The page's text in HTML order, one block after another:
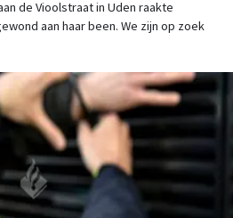
de Vioolstraat in Uden raakte
aan haar been. We zijn op zoek